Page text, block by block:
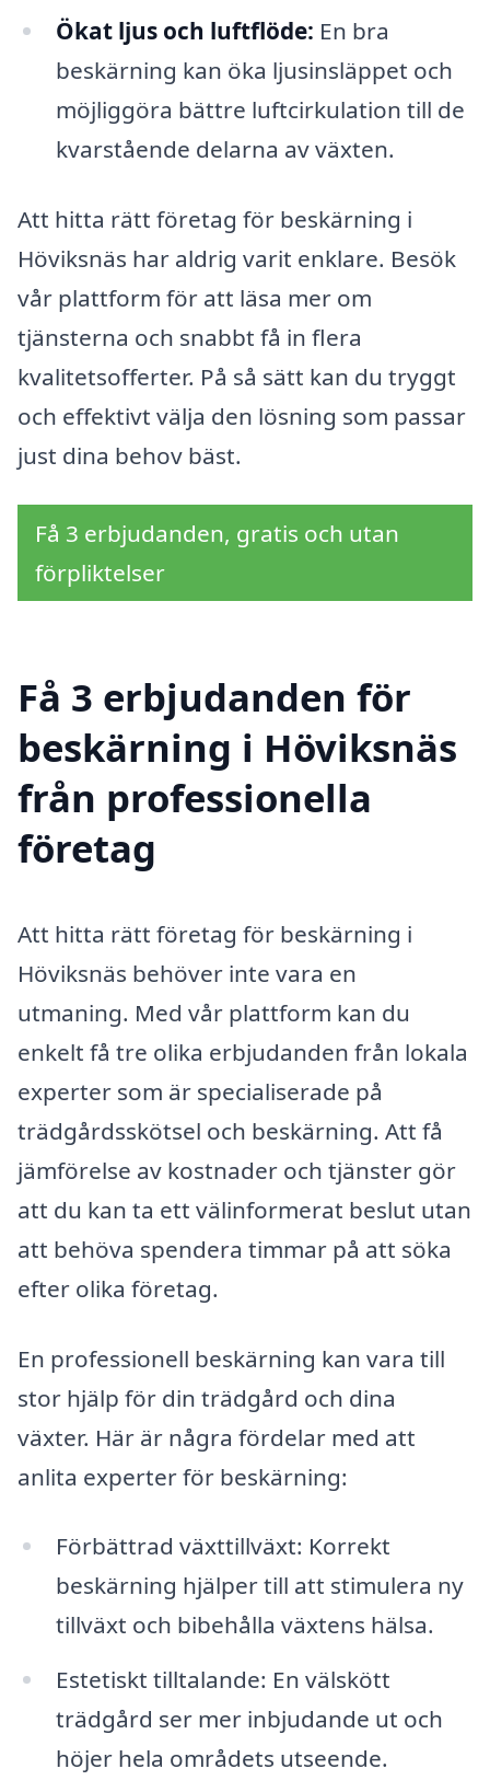
Ökat ljus och luftflöde: En bra
beskärning kan öka ljusinsläppet och
möjliggöra bättre luftcirkulation till de
kvarstående delarna av växten.
Att hitta rätt företag för beskärning i
Höviksnäs har aldrig varit enklare. Besök
vår plattform för att läsa mer om
tjänsterna och snabbt få in flera
kvalitetsofferter. På så sätt kan du tryggt
och effektivt välja den lösning som passar
just dina behov bäst.
Få 3 erbjudanden, gratis och utan
förpliktelser
Få 3 erbjudanden för
beskärning i Höviksnäs
från professionella
företag
Att hitta rätt företag för beskärning i
Höviksnäs behöver inte vara en
utmaning. Med vår plattform kan du
enkelt få tre olika erbjudanden från lokala
experter som är specialiserade på
trädgårdsskötsel och beskärning. Att få
jämförelse av kostnader och tjänster gör
att du kan ta ett välinformerat beslut utan
att behöva spendera timmar på att söka
efter olika företag.
En professionell beskärning kan vara till
stor hjälp för din trädgård och dina
växter. Här är några fördelar med att
anlita experter för beskärning:
Förbättrad växttillväxt: Korrekt
beskärning hjälper till att stimulera ny
tillväxt och bibehålla växtens hälsa.
Estetiskt tilltalande: En välskött
trädgård ser mer inbjudande ut och
höjer hela områdets utseende.